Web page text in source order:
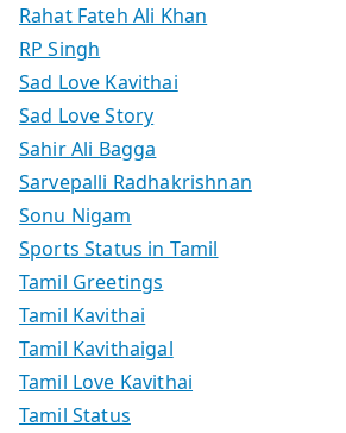
Rahat Fateh Ali Khan
RP Singh
Sad Love Kavithai
Sad Love Story
Sahir Ali Bagga
Sarvepalli Radhakrishnan
Sonu Nigam
Sports Status in Tamil
Tamil Greetings
Tamil Kavithai
Tamil Kavithaigal
Tamil Love Kavithai
Tamil Status